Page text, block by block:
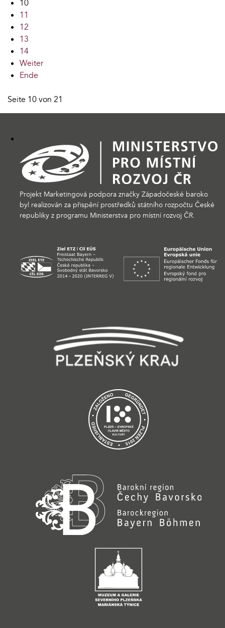
10
11
12
13
14
Weiter
Ende
Seite 10 von 21
Projekt Marketingová podpora značky Západočeské baroko
byl realizován za přispění prostředků státního rozpočtu České
republiky z programu Ministerstva pro místní rozvoj ČR.